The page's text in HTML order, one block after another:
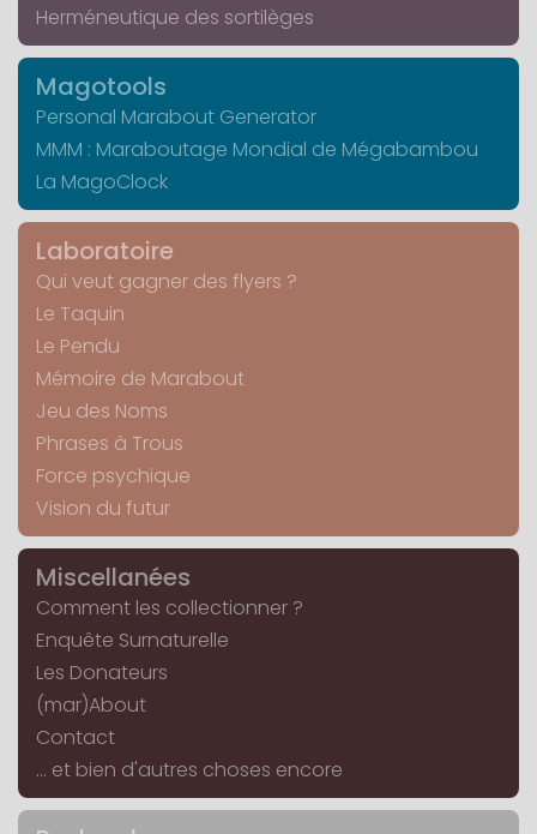
Herméneutique des sortilèges
Magotools
Personal Marabout Generator
MMM : Maraboutage Mondial de Mégabambou
La MagoClock
Laboratoire
Qui veut gagner des flyers ?
Le Taquin
Le Pendu
Mémoire de Marabout
Jeu des Noms
Phrases à Trous
Force psychique
Vision du futur
Miscellanées
Comment les collectionner ?
Enquête Surnaturelle
Les Donateurs
(mar)About
Contact
... et bien d'autres choses encore